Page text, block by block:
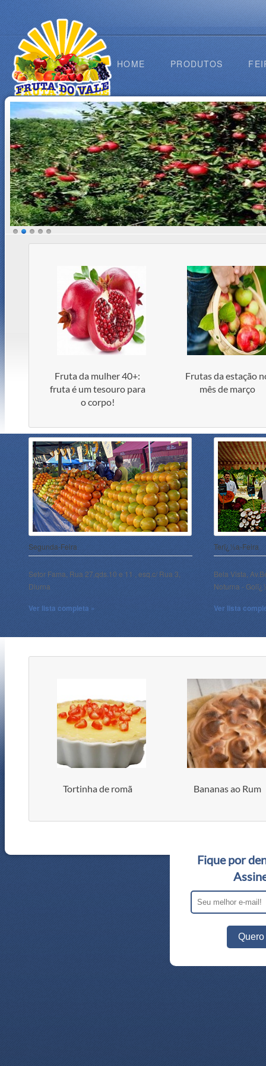
HOME PRODUTOS
Fruta da mulher 40+:
fruta é um tesouro para
o corpo!
Frutas da estação
mês de março
Segunda-Feira
Setor Fama, Rua 27,qds.10 e 11 , esq.c/ Rua 3,
Diurna
Ver lista completa »
Terï¿½a-Feira
Bela Vista,
Noturna -
Ver lista
Tortinha de romã Bananas ao Rum
Fique por